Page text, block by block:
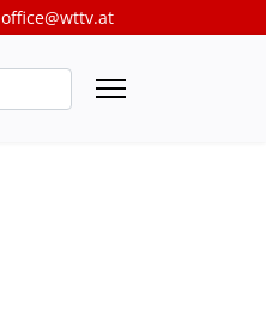
office@wttv.at